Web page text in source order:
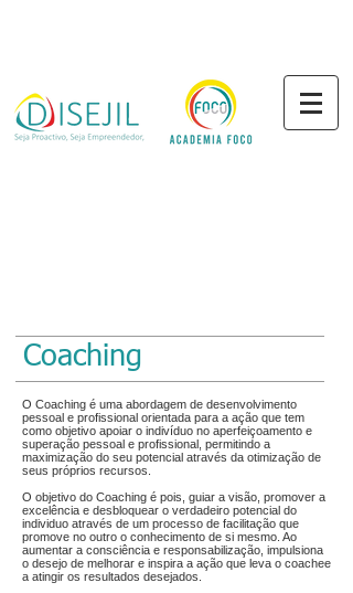
Coaching
O Coaching é uma abordagem de desenvolvimento
pessoal e profissional orientada para a ação que tem
como objetivo apoiar o indivíduo no aperfeiçoamento e
superação pessoal e profissional, permitindo a
maximização do seu potencial através da otimização de
seus próprios recursos.
O objetivo do Coaching é pois, guiar a visão, promover a
excelência e desbloquear o verdadeiro potencial do
individuo através de um processo de facilitação que
promove no outro o conhecimento de si mesmo. Ao
aumentar a consciência e responsabilização, impulsiona
o desejo de melhorar e inspira a ação que leva o coachee
a atingir os resultados desejados.